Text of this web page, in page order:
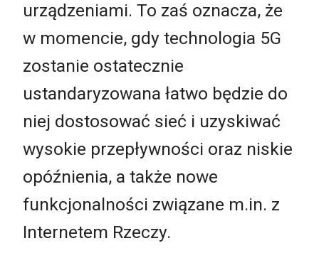
urządzeniami. To zaś oznacza, że
w momencie, gdy technologia 5G
zostanie ostatecznie
ustandaryzowana łatwo będzie do
niej dostosować sieć i uzyskiwać
wysokie przepływności oraz niskie
opóźnienia, a także nowe
funkcjonalności związane m.in. z
Internetem Rzeczy.